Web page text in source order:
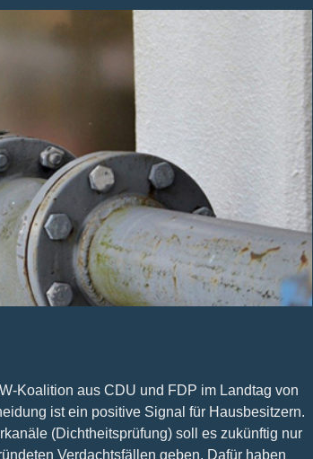
Koalition aus CDU und FDP im Landtag von
ist ein positive Signal für Hausbesitzern.
(Dichtheitsprüfung) soll es zukünftig nur
Verdachtsfällen geben. Dafür haben